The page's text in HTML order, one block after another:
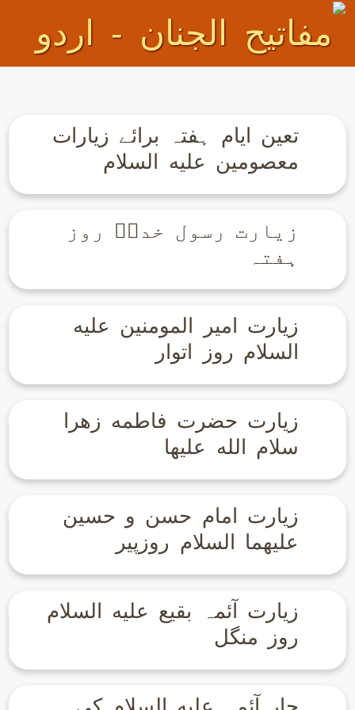
تعین ایام ہفتہ برائے زیارات
معصومین علیه السلام
زیارت رسول خداۖ روز
ہفتہ
زیارت امیر المومنین علیه
السلام روز اتوار
زیارت حضرت فاطمه زهرا
سلام الله علیها
زیارت امام حسن و حسین
علیهما السلام روزپیر
زیارت آئمہ بقیع علیه السلام
روز منگل